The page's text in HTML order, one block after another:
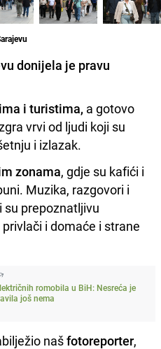
donijela je pravu
i turistima, a gotovo
vrvi od ljudi koji su
i izlazak.
zonama, gdje su kafići i
Muzika, razgovori i
su prepoznatljivu
i domaće i strane
romobila u BiH: Nesreća je
još nema
našfotoreporter,